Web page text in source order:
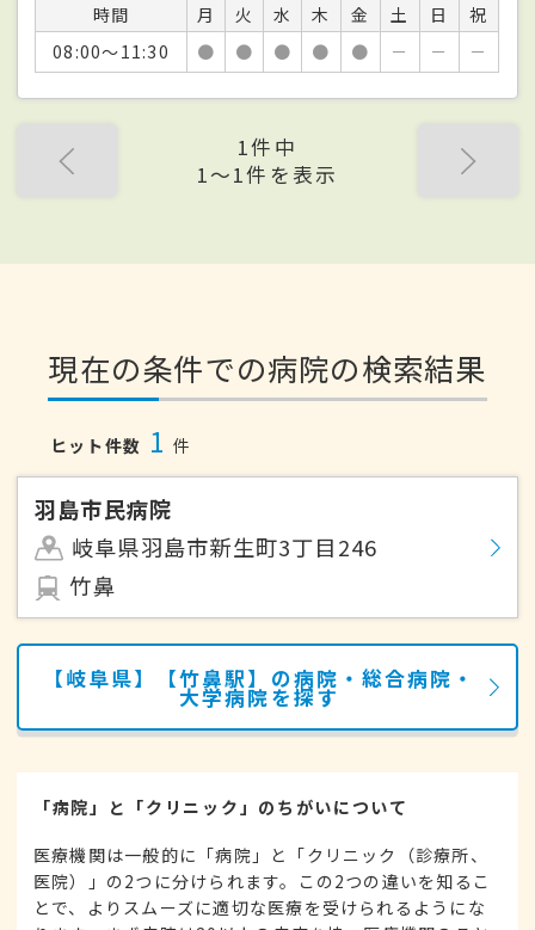
時間 月 火 水 木 金 土 日
祝
08:00～11:30
● ● ● ● ● － － －
1件中
1〜1件を表示
現在の条件での病院の検索結果
ヒット件数 1 件
羽島市民病院
岐阜県羽島市新生町3丁目246
竹鼻
【岐阜県】【竹鼻駅】の病院・総合病院・
大学病院を探す
「病院」と「クリニック」のちがいについて
医療機関は一般的に「病院」と「クリニック（診療所、
医院）」の2つに分けられます。この2つの違いを知るこ
とで、よりスムーズに適切な医療を受けられるようにな